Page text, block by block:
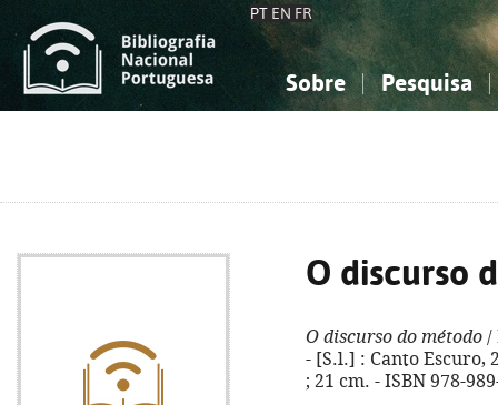
PT EN FR
Sobre Pesquisa
O discurso
O discurso do método /
- [S.l.] : Canto Escuro,
; 21 cm. - ISBN 978-